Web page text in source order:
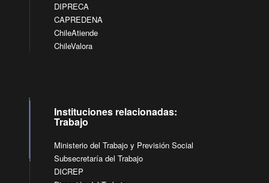
DIPRECA
CAPREDENA
ChileAtiende
ChileValora
Instituciones relacionadas:
Trabajo
Ministerio del Trabajo y Previsión Social
Subsecretaría del Trabajo
DICREP